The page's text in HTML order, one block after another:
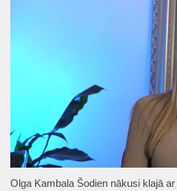
Olga Kambala Šodien nākusi klajā